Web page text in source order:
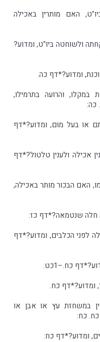
האם מותרין באכילה
ולשוחטה ביו"ט, ומדוע?
ומדוע?*דף כה.
והרועה בתרמילו,
כה:
או בעל מום, ומדוע?*דף
אכילה ולענין טלטול?*דף
האם הבכור מותר באכילה,
חלה שנטמאה?*דף כז:
לפני הכלבים, ומדוע?*דף
כח.–1כט.
ומדוע?*דף כח.
במשחזת עץ או אבן או
כח:
ומדוע?*דף כח: